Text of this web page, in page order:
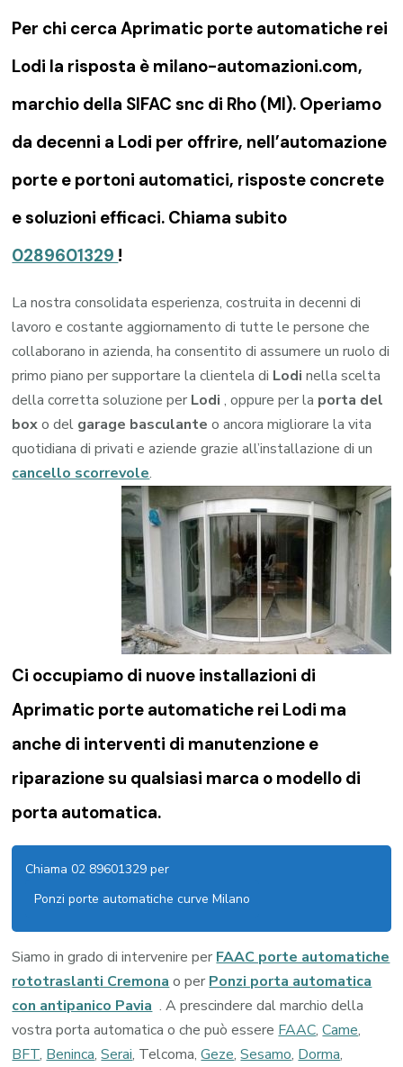
Per chi cerca Aprimatic porte automatiche rei
Lodi la risposta è milano-automazioni.com,
marchio della SIFAC snc di Rho (MI). Operiamo
da decenni a Lodi per offrire, nell’automazione
porte e portoni automatici, risposte concrete
e soluzioni efficaci. Chiama subito
0289601329 !
La nostra consolidata esperienza, costruita in decenni di
lavoro e costante aggiornamento di tutte le persone che
collaborano in azienda, ha consentito di assumere un ruolo di
primo piano per supportare la clientela di Lodi nella scelta
della corretta soluzione per Lodi , oppure per la porta del
boxo del garage basculante o ancora migliorare la vita
quotidiana di privati e aziende grazie all’installazione di un
cancello scorrevole.
Ci occupiamo di nuove installazioni di
Aprimatic porte automatiche rei Lodi ma
anche di interventi di manutenzione e
riparazione su qualsiasi marca o modello di
porta automatica.
Chiama 02 89601329 per
Ponzi porte automatiche curve Milano
Siamo in grado di intervenire per FAAC porte automatiche
rototraslanti Cremona o per Ponzi porta automatica
con antipanico Pavia . A prescindere dal marchio della
vostra porta automatica o che può essere FAAC,Came,
BFT, Beninca,Serai, Telcoma,Geze,Sesamo, Dorma,